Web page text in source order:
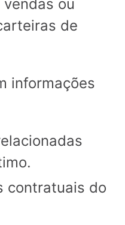
ou
de
informações
contratuais do